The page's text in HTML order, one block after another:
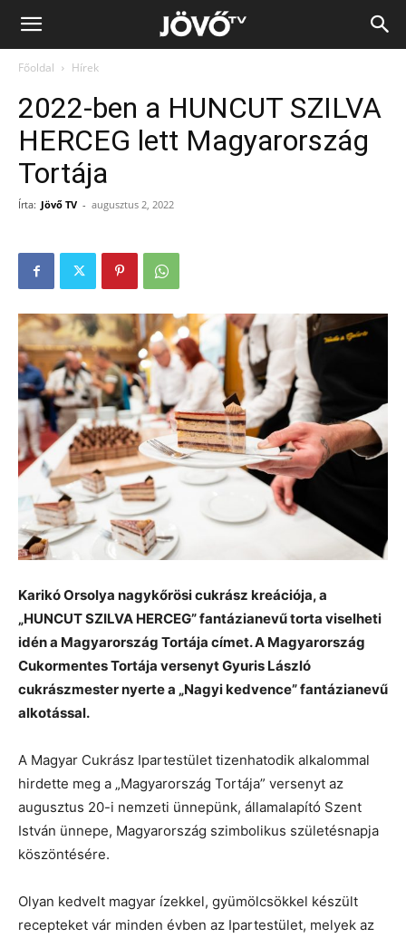
Jövő
Főoldal Hírek
2022-ben a HUNCUT SZILVA
HERCEG lett Magyarország
Tortája
Írta: Jövő TV - augusztus 2, 2022
Karikó Orsolya nagykőrösi cukrász kreációja, a
„HUNCUT SZILVA HERCEG” fantázianevű torta viselheti
idén a Magyarország Tortája címet. A Magyarország
Cukormentes Tortája versenyt Gyuris László
cukrászmester nyerte a „Nagyi kedvence” fantázianevű
alkotással.
A Magyar Cukrász Ipartestület tizenhatodik alkalommal
hirdette meg a „Magyarország Tortája” versenyt az
augusztus 20-i nemzeti ünnepünk, államalapító Szent
István ünnepe, Magyarország szimbolikus születésnapja
köszöntésére.
Olyan kedvelt magyar ízekkel, gyümölcsökkel készült
recepteket vár minden évben az Ipartestület, melyek az